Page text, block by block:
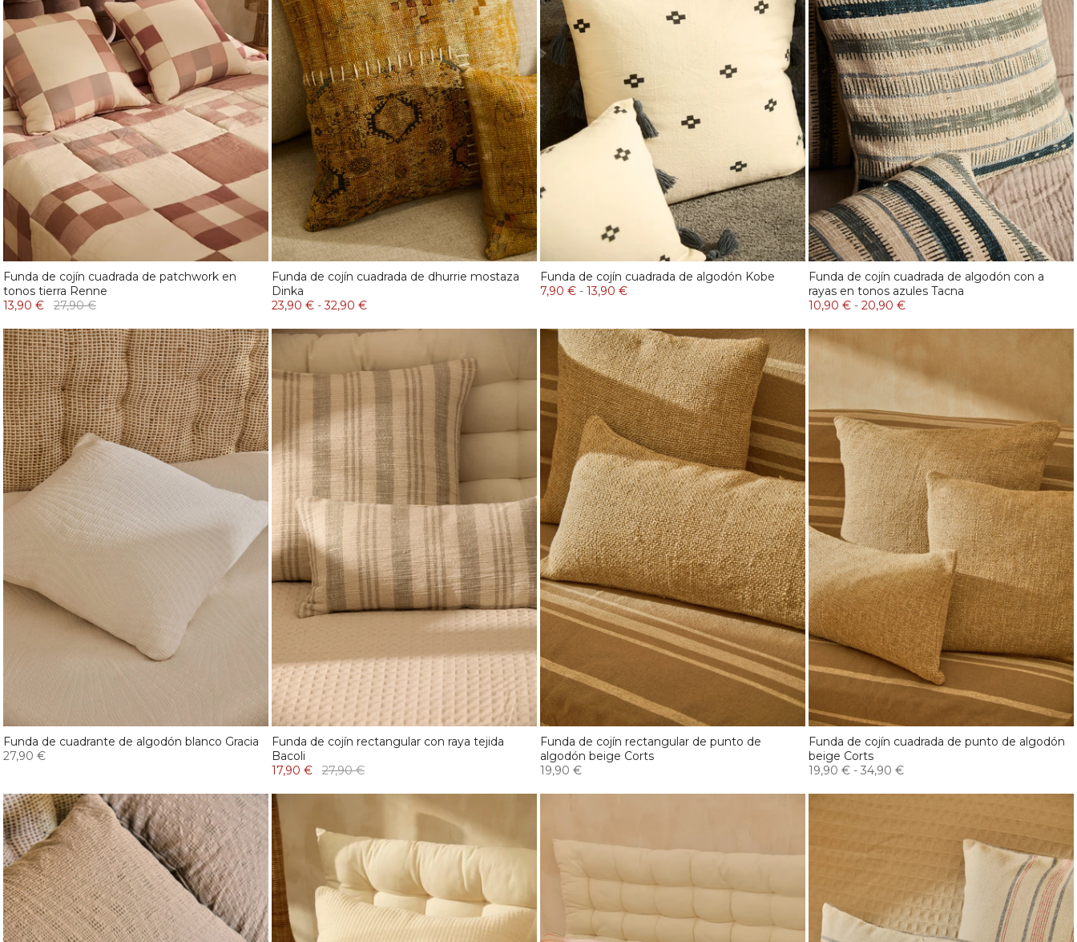
Funda de cojín cuadrada de patchwork en
tonos tierra Renne
13,90 €
27,90 €
Funda de cojín cuadrada de dhurrie mostaza
Dinka
23,90 € -32,90 €
Funda de cojín cuadrada de algodón Kobe
7,90 € - 13,90 €
Funda de cojín cuadrada de algodón con a
rayas en tonos azules Tacna
10,90 € - 20,90 €
Funda de cuadrante de algodón blanco Gracia
27,90 €
Funda de cojín rectangular con raya tejida
Bacoli
17,90 €
27,90 €
Funda de cojín rectangular de punto de
algodón beige Corts
19,90 €
Funda de cojín cuadrada de punto de algodón
beige Corts
19,90 € - 34,90 €